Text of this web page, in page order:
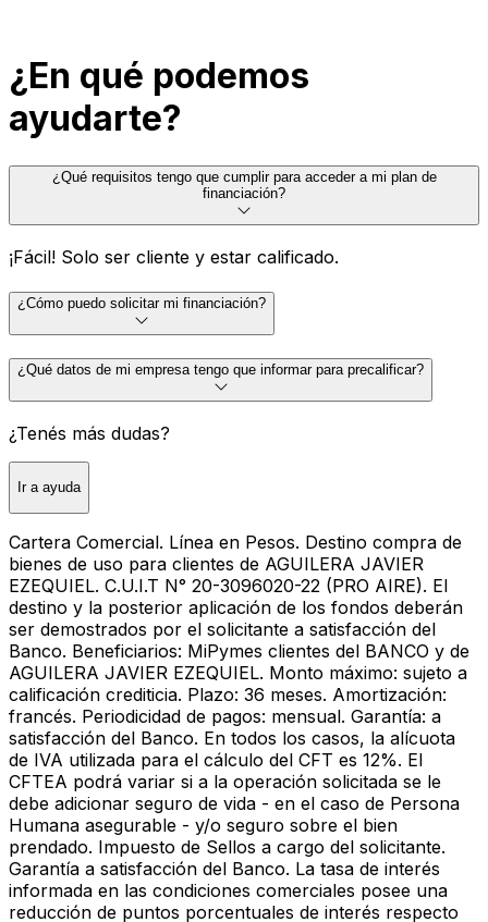
¿En qué podemos
ayudarte?
¿Qué requisitos tengo que cumplir para acceder a mi plan de
financiación?
¡Fácil! Solo ser cliente y estar calificado.
¿Cómo puedo solicitar mi financiación?
¿Qué datos de mi empresa tengo que informar para precalificar?
¿Tenés más dudas?
Ir a ayuda
Cartera Comercial. Línea en Pesos. Destino compra de
bienes de uso para clientes de AGUILERA JAVIER
EZEQUIEL. C.U.I.T N° 20-3096020-22 (PRO AIRE). El
destino y la posterior aplicación de los fondos deberán
ser demostrados por el solicitante a satisfacción del
Banco. Beneficiarios: MiPymes clientes del BANCO y de
AGUILERA JAVIER EZEQUIEL. Monto máximo: sujeto a
calificación crediticia. Plazo: 36 meses. Amortización:
francés. Periodicidad de pagos: mensual. Garantía: a
satisfacción del Banco. En todos los casos, la alícuota
de IVA utilizada para el cálculo del CFT es 12%. El
CFTEA podrá variar si a la operación solicitada se le
debe adicionar seguro de vida - en el caso de Persona
Humana asegurable - y/o seguro sobre el bien
prendado. Impuesto de Sellos a cargo del solicitante.
Garantía a satisfacción del Banco. La tasa de interés
informada en las condiciones comerciales posee una
reducción de puntos porcentuales de interés respecto